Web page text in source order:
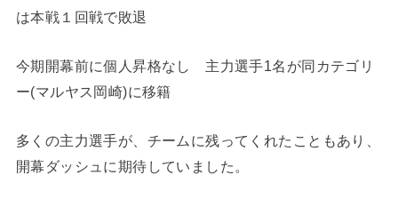
は本戦１回戦で敗退
今期開幕前に個人昇格なし 主力選手1名が同カテゴリ
ー(マルヤス岡崎)に移籍
多くの主力選手が、チームに残ってくれたこともあり、
開幕ダッシュに期待していました。